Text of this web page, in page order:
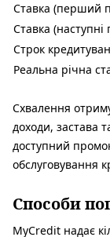
Ставка (перший
Ставка (наступні
Строк
Реальна річна
Схвалення
доходи, застава
доступний
обслуговування
Способи
MyCredit надає